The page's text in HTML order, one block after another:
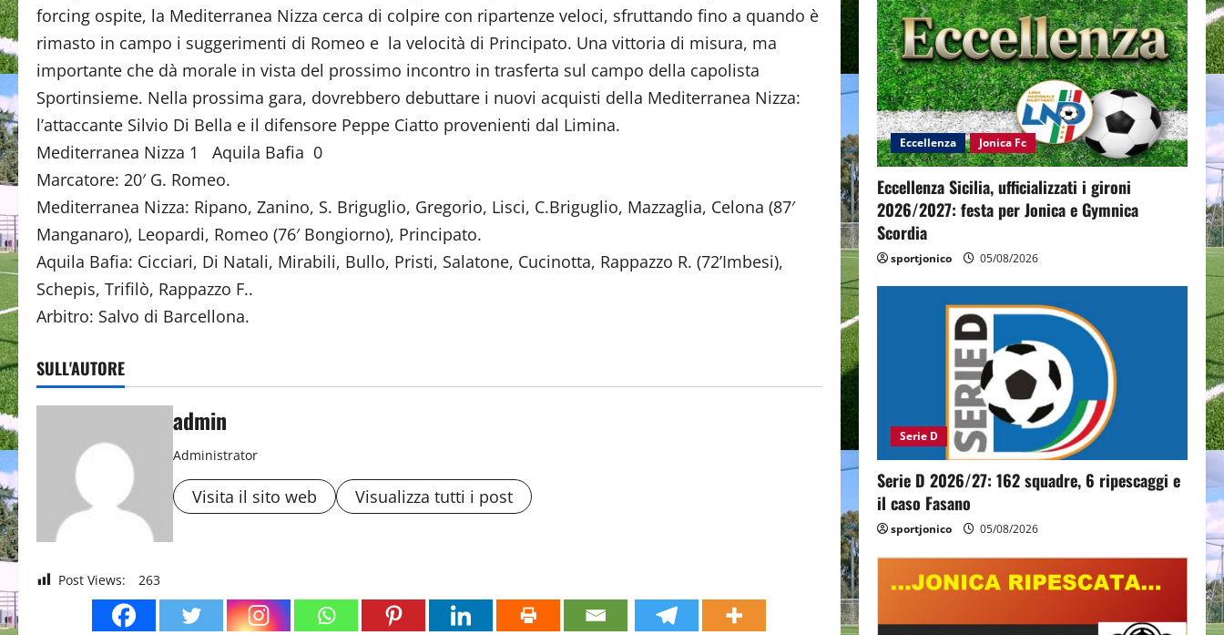
forcing ospite, la Mediterranea Nizza cerca di colpire con ripartenze veloci, sfruttando fino a quando è
rimasto in campo i suggerimenti di Romeo e la velocità di Principato. Una vittoria di misura, ma
importante che dà morale in vista del prossimo incontro in trasferta sul campo della capolista
Sportinsieme. Nella prossima gara, dovrebbero debuttare i nuovi acquisti della Mediterranea Nizza:
l’attaccante Silvio Di Bella e il difensore Peppe Ciatto provenienti dal Limina.
Mediterranea Nizza 1 Aquila Bafia 0
Marcatore: 20′ G. Romeo.
Mediterranea Nizza: Ripano, Zanino, S. Briguglio, Gregorio, Lisci, C.Briguglio, Mazzaglia, Celona (87′
Manganaro), Leopardi, Romeo (76′ Bongiorno), Principato.
Aquila Bafia: Cicciari, Di Natali, Mirabili, Bullo, Pristi, Salatone, Cucinotta, Rappazzo R. (72’Imbesi),
Schepis, Trifilò, Rappazzo F..
Arbitro: Salvo di Barcellona.
SULL'AUTORE
admin
Administrator
Visita il sito web Visualizza tutti i post
Post Views: 263
Eccellenza Jonica Fc
Eccellenza Sicilia, ufficializzati i gironi
2026/2027: festa per Jonica e Gymnica
Scordia
sportjonico 05/08/2026
Serie D
Serie D 2026/27: 162 squadre, 6 ripescaggi e
il caso Fasano
sportjonico 05/08/2026